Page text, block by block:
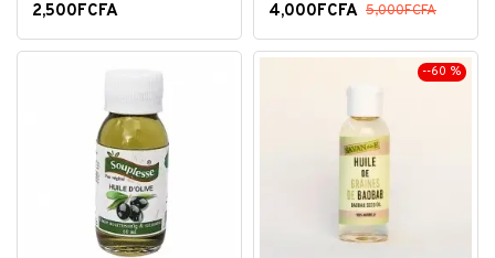
2,500FCFA 4,000FCFA 5,000FCFA
--60 %